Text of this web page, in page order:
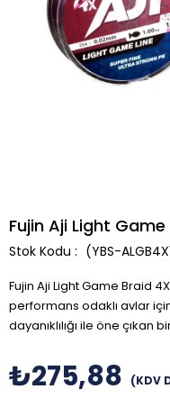
Fujin Aji Light
(YBS-
Fujin Aji Light Game Braid
performans odaklı avlar
dayanıklılığı ile öne çıkan
₺275,88 (KDV